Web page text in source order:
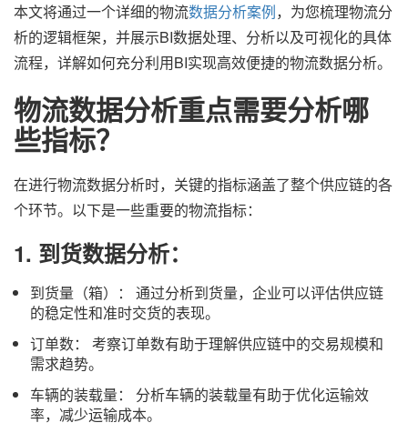
本文将通过一个详细的物流数据分析案例，为您梳理物流分
析的逻辑框架，并展示BI数据处理、分析以及可视化的具体
流程，详解如何充分利用BI实现高效便捷的物流数据分析。
物流数据分析重点需要分析哪
些指标？
在进行物流数据分析时，关键的指标涵盖了整个供应链的各
个环节。以下是一些重要的物流指标：
1. 到货数据分析：
到货量（箱）： 通过分析到货量，企业可以评估供应链
的稳定性和准时交货的表现。
订单数： 考察订单数有助于理解供应链中的交易规模和
需求趋势。
车辆的装载量： 分析车辆的装载量有助于优化运输效
率，减少运输成本。